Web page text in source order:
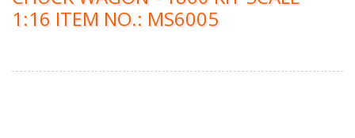
1:16 ITEM NO.: MS6005